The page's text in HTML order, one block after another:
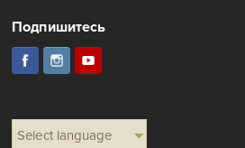
Подпишитесь
Select language